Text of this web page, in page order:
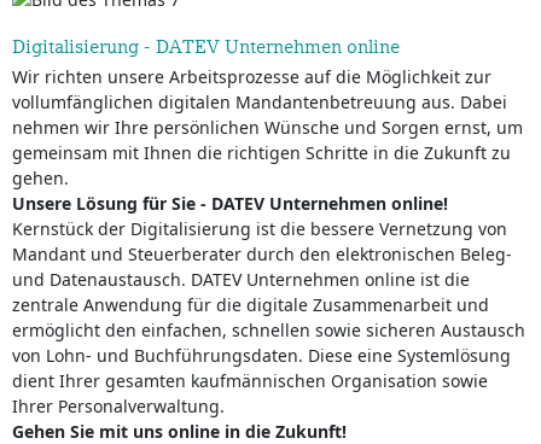
Digitalisierung - DATEV Unternehmen online
Wir richten unsere Arbeitsprozesse auf die Möglichkeit zur
vollumfänglichen digitalen Mandantenbetreuung aus. Dabei
nehmen wir Ihre persönlichen Wünsche und Sorgen ernst, um
gemeinsam mit Ihnen die richtigen Schritte in die Zukunft zu
gehen.
Unsere Lösung für Sie - DATEV Unternehmen online!
Kernstück der Digitalisierung ist die bessere Vernetzung von
Mandant und Steuerberater durch den elektronischen Beleg-
und Datenaustausch. DATEV Unternehmen online ist die
zentrale Anwendung für die digitale Zusammenarbeit und
ermöglicht den einfachen, schnellen sowie sicheren Austausch
von Lohn- und Buchführungsdaten. Diese eine Systemlösung
dient Ihrer gesamten kaufmännischen Organisation sowie
Ihrer Personalverwaltung.
Gehen Sie mit uns online in die Zukunft!